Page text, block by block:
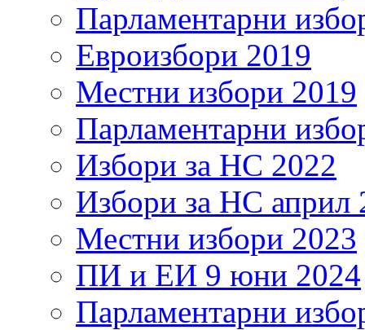
Парламентарни
Евроизбори 2019
Местни избори 2019
Парламентарни
Избори за НС 2022
Избори за НС април
Местни избори 2023
ПИ и ЕИ 9 юни 2024
Парламентарни